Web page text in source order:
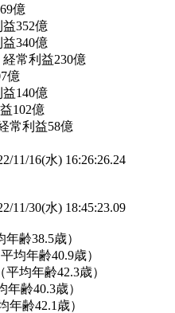
億
352億
340億
常利益230億
億
140億
102億
常利益58億
11/16(水) 16:26:26.24
11/30(水) 18:45:23.09
齢38.5歳）
均年齢40.9歳）
均年齢42.3歳）
齢40.3歳）
齢42.1歳）